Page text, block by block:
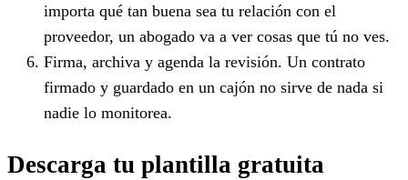
importa qué tan buena sea tu relación con el
proveedor, un abogado va a ver cosas que tú no ves.
Firma, archiva y agenda la revisión. Un contrato
firmado y guardado en un cajón no sirve de nada si
nadie lo monitorea.
Descarga tu plantilla gratuita